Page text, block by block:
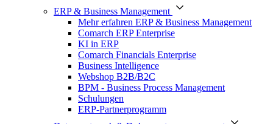
ERP & Business Management
Mehr erfahren ERP & Business Management
Comarch ERP Enterprise
KI in ERP
Comarch Financials Enterprise
Business Intelligence
Webshop B2B/B2C
BPM - Business Process Management
Schulungen
ERP-Partnerprogramm